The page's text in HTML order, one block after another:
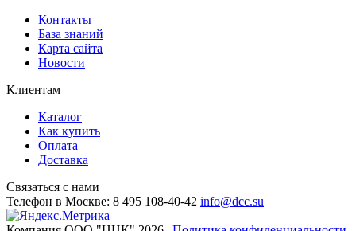
Контакты
База знаний
Карта сайта
Новости
Клиентам
Каталог
Как купить
Оплата
Доставка
Связаться с нами
Телефон в Москве: 8 495 108-40-42 info@dcc.su